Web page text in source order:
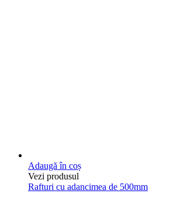
Adaugă în coș
Vezi produsul
Rafturi cu adancimea de 500mm